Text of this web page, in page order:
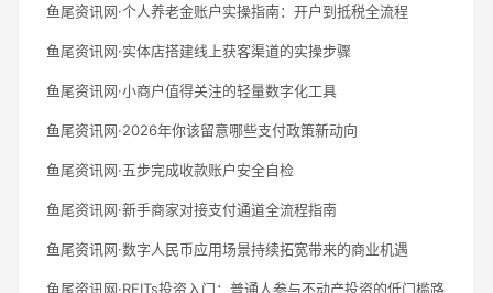
鱼尾资讯网·个人养老金账户实操指南：开户到抵税全流程
鱼尾资讯网·实体店搭建线上获客渠道的实操步骤
鱼尾资讯网·小商户值得关注的轻量数字化工具
鱼尾资讯网·2026年你该留意哪些支付政策新动向
鱼尾资讯网·五步完成收款账户安全自检
鱼尾资讯网·新手商家对接支付通道全流程指南
鱼尾资讯网·数字人民币应用场景持续拓宽带来的商业机遇
鱼尾资讯网·REITs投资入门：普通人参与不动产投资的低门槛路